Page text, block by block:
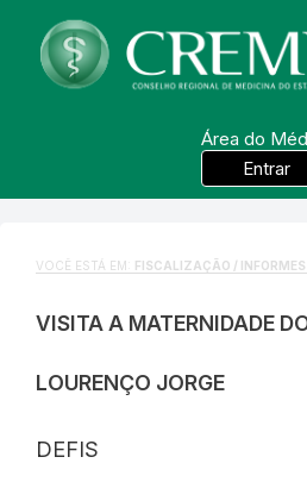
Área do
Entrar
VOCÊ ESTÁ EM: FISCALIZAÇÃO / INFORMES
VISITA A MATERNIDADE
LOURENÇO JORGE
DEFIS